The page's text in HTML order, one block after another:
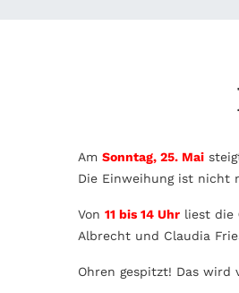
Am Sonntag, 25. Mai
Die Einweihung ist nicht
Von 11 bis 14 Uhr liest die
Albrecht und Claudia
Ohren gespitzt! Das wird